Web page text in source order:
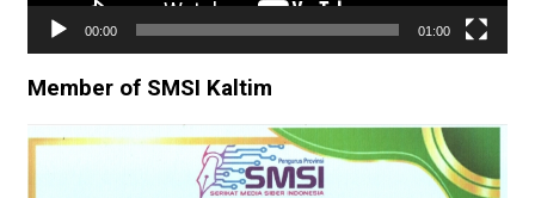
00:00 01:00
Member of SMSI Kaltim